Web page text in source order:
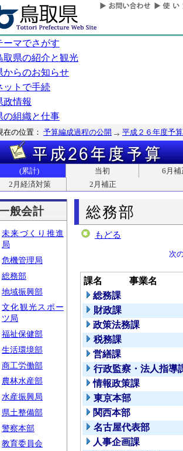
ーマでさがす
取県の紹介と観光
からのお知らせ
ットで手続
政情報
の組織と仕事
在の位置： 予算編成過程の公開 平成２６年度予算
(累計) 当初
6月補
2月経済対策
2月補正
般会計
未来づくり推進
局
危機管理局
総務部
地域振興部
文化観光スポー
ツ局
福祉保健部
生活環境部
商工労働部
農林水産部
水産振興局
県土整備部
警察本部
教育委員会
総務部
もどる
次
課名
事業名
総務課
財政課
政策法務課
税務課
営繕課
行政監察・法人指導
情報政策課
東京本部
関西本部
名古屋代表部
人事企画課